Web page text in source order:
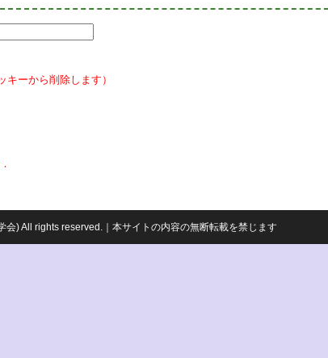
ーから削除します）
) All rights reserved.｜本サイトの内容の無断転載を禁じます